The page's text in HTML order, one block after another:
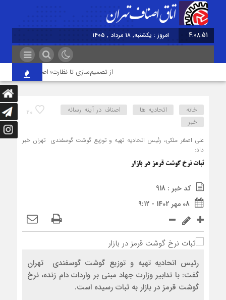
4:08:51 امروز : یکشنبه, ۱۸ مرداد , ۱۴۰۵
از تصمیم‌سازی تا نظارت؛ اصناف نقش
20 خانه اتحادیه ها
اصناف در آینه رسانه
خبر
علی اصغر ملکی، رئیس اتحادیه تهیه و توزیع گوشت گوسفندی تهران خبر
داد:
ثبات نرخ گوشت قرمز در بازار
کد خبر : 918
08 مهر 1402 - 9:12
رئیس اتحادیه تهیه و توزیع گوشت گوسفندی تهران
گفت: با تدابیر وزارت جهاد مبنی بر واردات دام زنده، نرخ
گوشت قرمز در بازار به ثبات رسیده است.